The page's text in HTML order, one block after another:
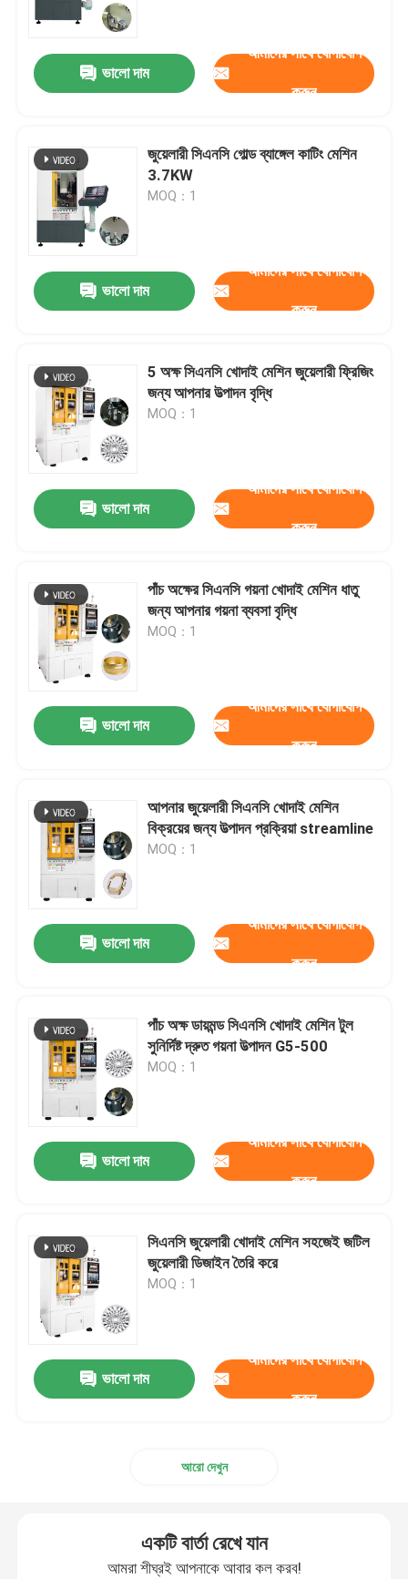
ডেন্টাল ল্যাব সিএনসি ফ্রিজিং মেশিন
ইন্ডাস্ট্রিয়াল সিএনসি মেশিন
ভালো দাম
আমাদের সাথে যোগাযোগ
করুন
জুয়েলারী সিএনসি গোল্ড ব্যাঙ্গেল কাটিং মেশিন
3.7KW
MOQ：1
ভালো দাম
আমাদের সাথে যোগাযোগ
করুন
5 অক্ষ সিএনসি খোদাই মেশিন জুয়েলারী ফ্রিজিং
জন্য আপনার উত্পাদন বৃদ্ধি
MOQ：1
ভালো দাম
আমাদের সাথে যোগাযোগ
করুন
পাঁচ অক্ষের সিএনসি গয়না খোদাই মেশিন ধাতু
জন্য আপনার গয়না ব্যবসা বৃদ্ধি
MOQ：1
ভালো দাম
আমাদের সাথে যোগাযোগ
করুন
আপনার জুয়েলারী সিএনসি খোদাই মেশিন
বিক্রয়ের জন্য উত্পাদন প্রক্রিয়া streamline
MOQ：1
ভালো দাম
আমাদের সাথে যোগাযোগ
করুন
পাঁচ অক্ষ ডায়মন্ড সিএনসি খোদাই মেশিন টুল
সুনির্দিষ্ট দ্রুত গয়না উত্পাদন G5-500
MOQ：1
ভালো দাম
আমাদের সাথে যোগাযোগ
করুন
সিএনসি জুয়েলারী খোদাই মেশিন সহজেই জটিল
জুয়েলারী ডিজাইন তৈরি করে
MOQ：1
ভালো দাম
আমাদের সাথে যোগাযোগ
করুন
আরো দেখুন
একটি বার্তা রেখে যান
আমরা শীঘ্রই আপনাকে আবার কল করব!